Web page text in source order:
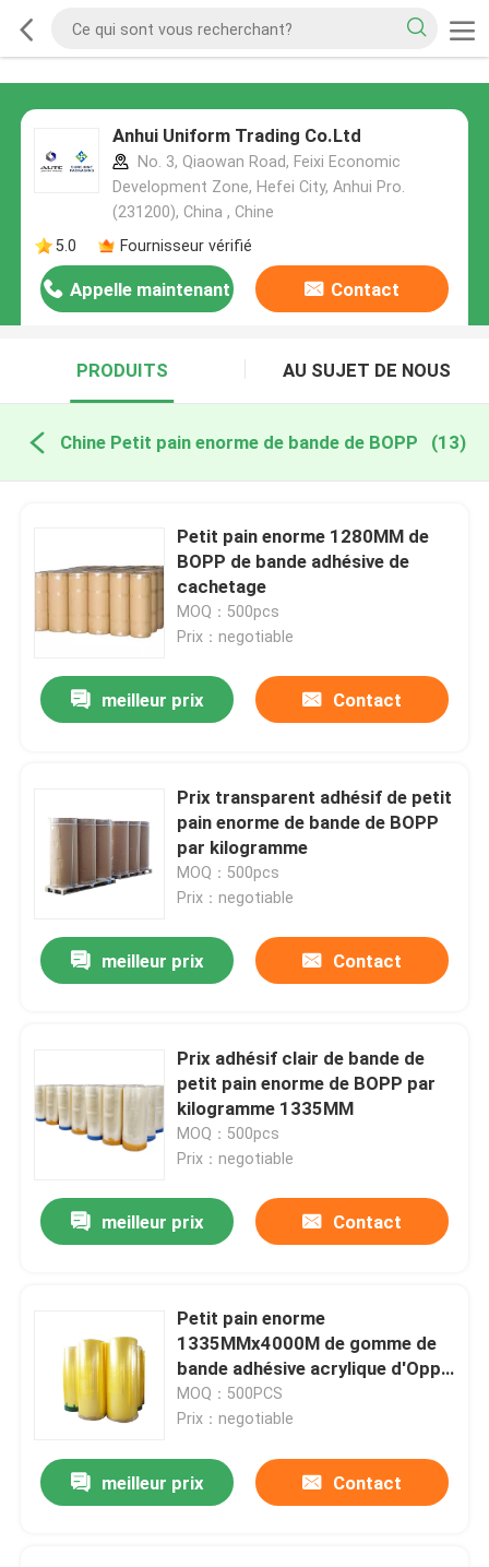
Anhui Uniform Trading Co.Ltd
No. 3, Qiaowan Road, Feixi Economic
Development Zone, Hefei City, Anhui Pro.
(231200), China , Chine
5.0
Fournisseur vérifié
Appelle maintenant Contact
PRODUITS AU SUJET DE NOUS
Chine Petit pain enorme de bande de BOPP (13)
Petit pain enorme 1280MM de
BOPP de bande adhésive de
cachetage
MOQ：500pcs
Prix：negotiable
meilleur prix Contact
Prix transparent adhésif de petit
pain enorme de bande de BOPP
par kilogramme
MOQ：500pcs
Prix：negotiable
meilleur prix Contact
Prix adhésif clair de bande de
petit pain enorme de BOPP par
kilogramme 1335MM
MOQ：500pcs
Prix：negotiable
meilleur prix Contact
Petit pain enorme
1335MMx4000M de gomme de
bande adhésive acrylique d'Opp
BOPP
MOQ：500PCS
Prix：negotiable
meilleur prix Contact